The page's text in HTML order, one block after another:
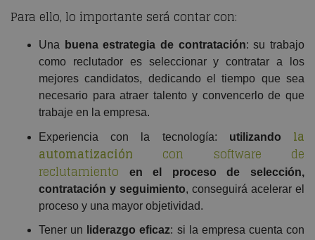
Para ello, lo importante será contar con:
Una buena estrategia de contratación: su trabajo
como reclutador es seleccionar y contratar a los
mejores candidatos, dedicando el tiempo que sea
necesario para atraer talento y convencerlo de que
trabaje en la empresa.
Experiencia con la tecnología: utilizando la
automatización con software de
reclutamiento
en el proceso de selección,
contratación y seguimiento, conseguirá acelerar el
proceso y una mayor objetividad.
Tener un
liderazgo eficaz: si la empresa cuenta con